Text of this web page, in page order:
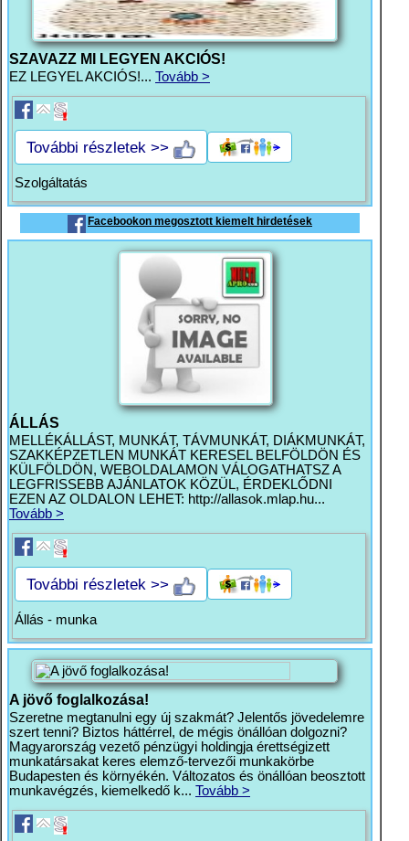
SZAVAZZ MI LEGYEN AKCIÓS!
EZ LEGYEL AKCIÓS!... Tovább >
További részletek >>
Szolgáltatás
Facebookon megosztott kiemelt hirdetések
ÁLLÁS
MELLÉKÁLLÁST, MUNKÁT, TÁVMUNKÁT, DIÁKMUNKÁT,
SZAKKÉPZETLEN MUNKÁT KERESEL BELFÖLDÖN ÉS
KÜLFÖLDÖN, WEBOLDALAMON VÁLOGATHATSZ A
LEGFRISSEBB AJÁNLATOK KÖZÜL, ÉRDEKLŐDNI
EZEN AZ OLDALON LEHET: http://allasok.mlap.hu...
Tovább >
További részletek >>
Állás - munka
A jövő foglalkozása!
Szeretne megtanulni egy új szakmát? Jelentős jövedelemre
szert tenni? Biztos háttérrel, de mégis önállóan dolgozni?
Magyarország vezető pénzügyi holdingja érettségizett
munkatársakat keres elemző-tervezői munkakörbe
Budapesten és környékén. Változatos és önállóan beosztott
munkavégzés, kiemelkedő k... Tovább >